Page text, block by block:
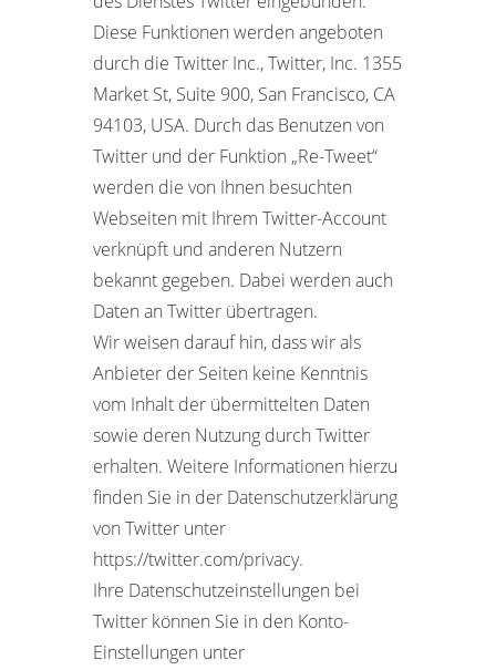
Diese Funktionen werden angeboten
durch die Twitter Inc., Twitter, Inc. 1355
Market St, Suite 900, San Francisco, CA
94103, USA. Durch das Benutzen von
Twitter und der Funktion „Re-Tweet“
werden die von Ihnen besuchten
Webseiten mit Ihrem Twitter-Account
verknüpft und anderen Nutzern
bekannt gegeben. Dabei werden auch
Daten an Twitter übertragen.
Wir weisen darauf hin, dass wir als
Anbieter der Seiten keine Kenntnis
vom Inhalt der übermittelten Daten
sowie deren Nutzung durch Twitter
erhalten. Weitere Informationen hierzu
finden Sie in der Datenschutzerklärung
von Twitter unter
https://twitter.com/privacy.
Ihre Datenschutzeinstellungen bei
Twitter können Sie in den Konto-
Einstellungen unter